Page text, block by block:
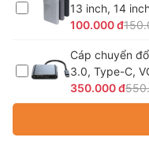
13 inch, 14
100.000 đ
Cáp chuyển
3.0, Type-C,
350.000 đ